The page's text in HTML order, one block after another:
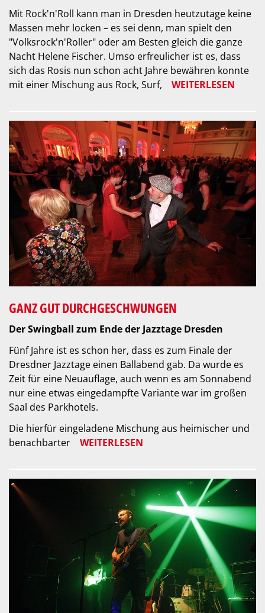
Mit Rock'n'Roll kann man in Dresden heutzutage keine
Massen mehr locken – es sei denn, man spielt den
"Volksrock'n'Roller" oder am Besten gleich die ganze
Nacht Helene Fischer. Umso erfreulicher ist es, dass
sich das Rosis nun schon acht Jahre bewähren konnte
mit einer Mischung aus Rock, Surf,
WEITERLESEN
GANZ GUT DURCHGESCHWUNGEN
Der Swingball zum Ende der Jazztage Dresden
Fünf Jahre ist es schon her, dass es zum Finale der
Dresdner Jazztage einen Ballabend gab. Da wurde es
Zeit für eine Neuauflage, auch wenn es am Sonnabend
nur eine etwas eingedampfte Variante war im großen
Saal des Parkhotels.
Die hierfür eingeladene Mischung aus heimischer und
benachbarter
WEITERLESEN